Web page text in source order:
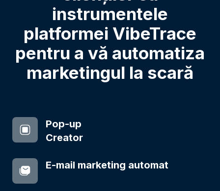
instrumentele
platformei VibeTrace
pentru a vă automatiza
marketingul la scară
Pop-up
Creator
E-mail marketing automat